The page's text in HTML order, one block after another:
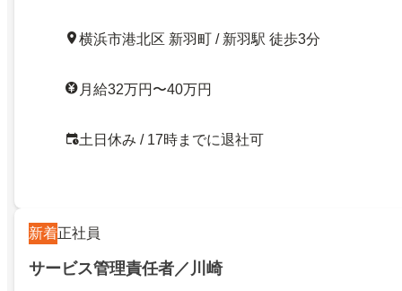
横浜市港北区 新羽町 / 新羽駅 徒歩3分
月給32万円〜40万円
土日休み / 17時までに退社可
新着正社員
サービス管理責任者／川崎